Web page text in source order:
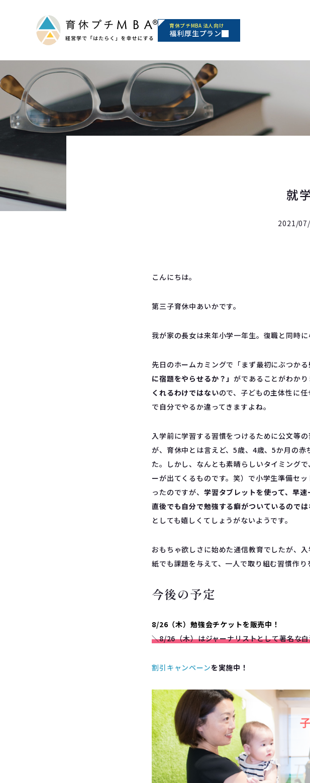
育休プチMBA 法人向け
福利厚生プラン
就
2021/
こんにちは。
第三子育休中あいかです。
我が家の長女は来年小学一年生。復職と同時
先日のホームカミングで「まず最初にぶつか
に宿題をやらせるか？」がであることがわか
くれるわけではないので、子どもの主体性に
で自分でやるか違ってきますよね。
入学前に学習する習慣をつけるために公文等
が、育休中とは言えど、5歳、4歳、5か月の
た。しかし、なんとも素晴らしいタイミング
ーが出てくるものです。笑）で小学生準備セ
ったのですが、 学習タブレットを使って、早
直後でも自分で勉強する癖がついているのでは
としても嬉しくてしょうがないようです。
おもちゃ欲しさに始めた通信教育でしたが、
紙でも課題を与えて、一人で取り組む習慣作り
今後の予定
8/26（木）勉強会チケットを販売中！
＼8/26（木）はジャーナリストとして著名な
割引キャンペーンを実施中！